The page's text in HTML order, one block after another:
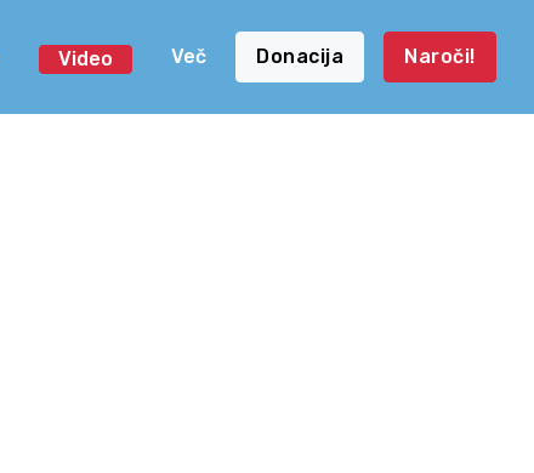
Video Več Donacija Naroči!